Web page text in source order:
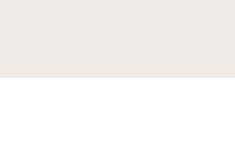
перед купанием (и в море, и в